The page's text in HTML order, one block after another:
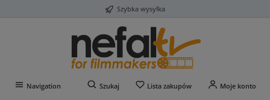
Szybka wysyłka
Navigation Szukaj Lista zakupówMasz 0 przedmioty na
Moje konto